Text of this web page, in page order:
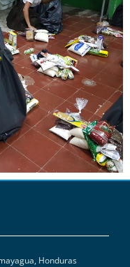
Honduras